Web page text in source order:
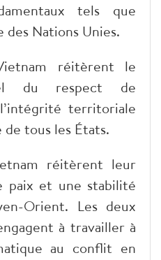
tels que
des Nations Unies.
réitèrent le
du respect de
territoriale
tous les États.
réitèrent leur
paix et une stabilité
Orient. Les deux
à travailler à
au conflit en